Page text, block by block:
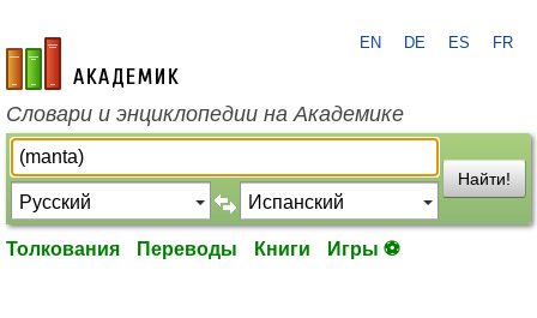
academic.ru
EN DE ES FR
Словари и энциклопедии на Академике
Найти!
Толкования Переводы Книги Игры ⚽